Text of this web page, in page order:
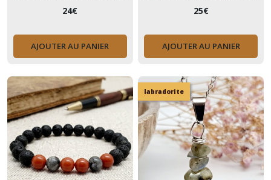
24€
AJOUTER AU PANIER
25€
AJOUTER AU PANIER
labradorite